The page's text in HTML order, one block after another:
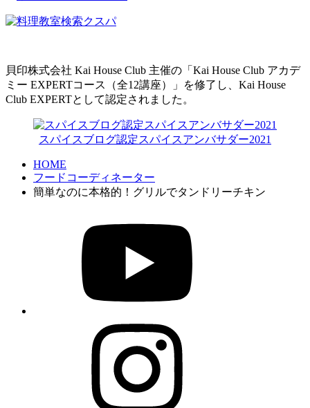
貝印株式会社 Kai House Club 主催の「Kai House Club アカデ
ミー EXPERTコース（全12講座）」を修了し、Kai House
Club EXPERTとして認定されました。
スパイスブログ認定スパイスアンバサダー2021
HOME
フードコーディネーター
簡単なのに本格的！グリルでタンドリーチキン